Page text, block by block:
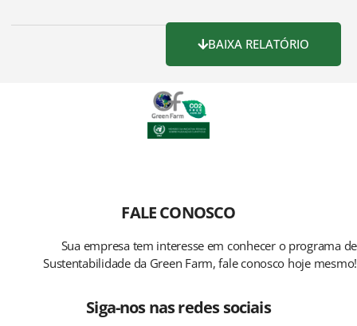
BAIXA RELATÓRIO
FALE CONOSCO
Sua empresa tem interesse em conhecer o programa de
Sustentabilidade da Green Farm, fale conosco hoje mesmo!
Siga-nos nas redes sociais